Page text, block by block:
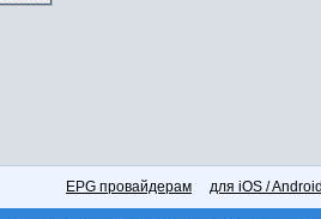
EPG провайдерам для iOS /